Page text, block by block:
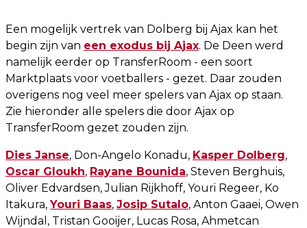
Een mogelijk vertrek van Dolberg bij Ajax kan het
begin zijn van een exodus bij Ajax. De Deen werd
namelijk eerder op TransferRoom - een soort
Marktplaats voor voetballers - gezet. Daar zouden
overigens nog veel meer spelers van Ajax op staan.
Zie hieronder alle spelers die door Ajax op
TransferRoom gezet zouden zijn.
Dies Janse, Don-Angelo Konadu, Kasper Dolberg,
Oscar Gloukh, Rayane Bounida, Steven Berghuis,
Oliver Edvardsen, Julian Rijkhoff, Youri Regeer, Ko
Itakura,Youri Baas, Josip Sutalo, Anton Gaaei, Owen
Wijndal, Tristan Gooijer, Lucas Rosa, Ahmetcan